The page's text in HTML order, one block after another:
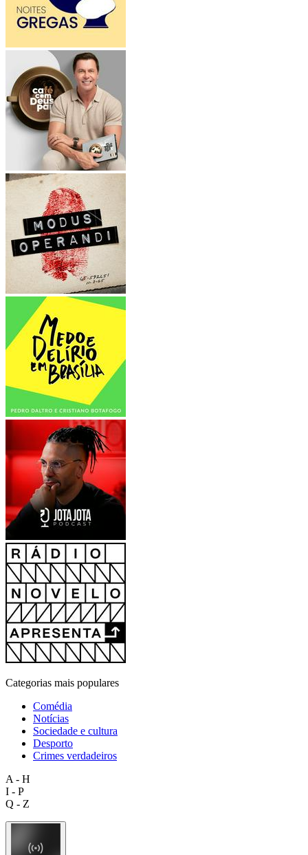
Categorias mais populares
Comédia
Notícias
Sociedade e cultura
Desporto
Crimes verdadeiros
A - H
I - P
Q - Z